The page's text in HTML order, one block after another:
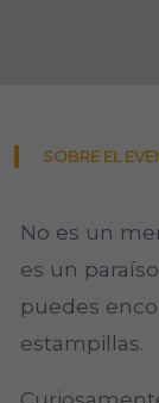
SOBRE EL
No es un
es un
puedes
estampillas.